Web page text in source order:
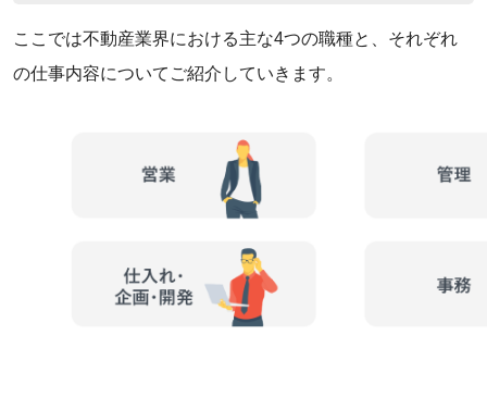
ここでは不動産業界における主な4つの職種と、それぞれ
の仕事内容についてご紹介していきます。